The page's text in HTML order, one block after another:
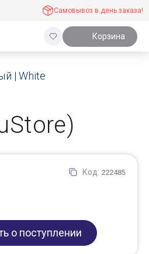
Самовывоз в день заказа!
Корзина
| White
Код: 222485
о поступлении